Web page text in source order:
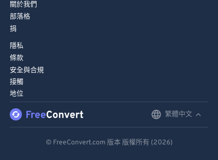
關於我們
部落格
捐
隱私
條款
安全與合規
接觸
地位
繁體中文
© FreeConvert.com 版本 版權所有 (2026)